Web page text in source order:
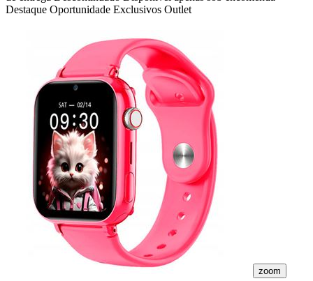
Destaque Oportunidade Exclusivos Outlet
zoom